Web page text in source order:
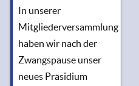
In unserer
Mitgliederversammlung
haben wir nach der
Zwangspause unser
neues Präsidium